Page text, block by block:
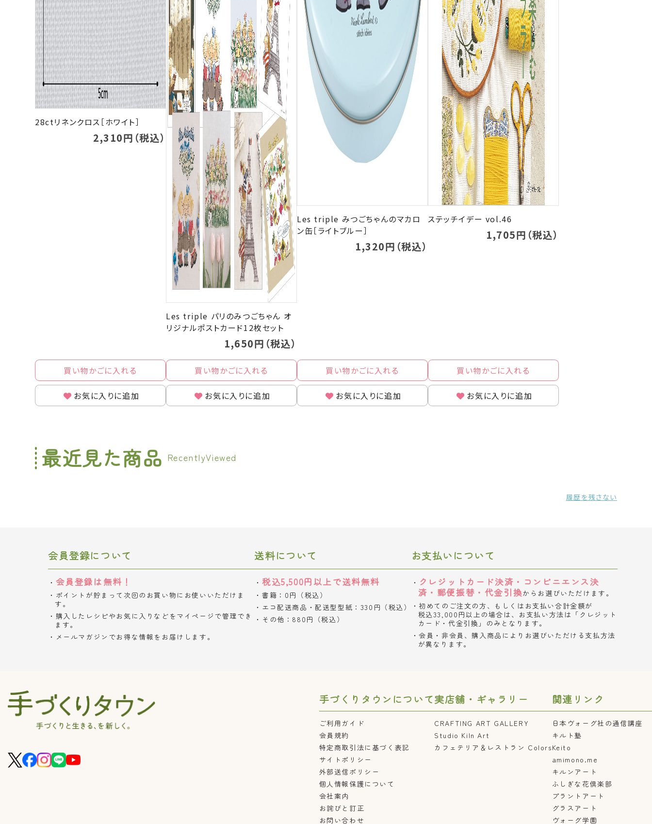
最近見た商品
履歴を残さない
28ctリネンクロス［ホワイト］
2,310円（税込）
買い物かごに入れる
お気に入りに追加
Les triple パリのみつごちゃん オ
リジナルポストカード12枚セット
1,650円（税込）
買い物かごに入れる
お気に入りに追加
Les triple みつごちゃんのマカロ
ン缶［ライトブルー］
1,320円（税込）
買い物かごに入れる
お気に入りに追加
ステッチイデー vol.46
1,705円（税込）
買い物かごに入れる
お気に入りに追加
会員登録について
会員登録は無料！
ポイントが貯まって次回のお買い物にお使いいただけま
す。
購入したレシピやお気に入りなどをマイページで管理でき
ます。
メールマガジンでお得な情報をお届けします。
送料について
税込5,500円以上で送料無料
書籍：0円（税込）
エコ配送商品・配送型型紙：330円（税込）
その他：880円（税込）
お支払いについて
クレジットカード決済・コンビニエンス決
済・郵便振替・代金引換からお選びいただけます。
初めてのご注文の方、もしくはお支払い合計金額が
税込33,000円以上の場合は、お支払い方法は「クレジット
カード・代金引換」のみとなります。
会員・非会員、購入商品によりお選びいただける支払方法
が異なります。
手づくりタウンについて
ご利用ガイド
会員規約
特定商取引法に基づく表記
サイトポリシー
外部送信ポリシー
個人情報保護について
会社案内
お詫びと訂正
お問い合わせ
実店舗・ギャラリー
CRAFTING ART GALLERY
Studio Kiln Art
カフェテリア＆レストラン Colors
関連リンク
日本ヴォーグ社の通信講座
キルト塾
Keito
amimono.me
キルンアート
ふしぎな花倶楽部
プラントアート
グラスアート
ヴォーグ学園